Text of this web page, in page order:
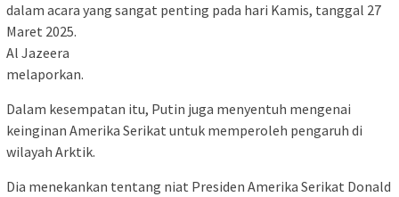
dalam acara yang sangat penting pada hari Kamis, tanggal 27
Maret 2025.
Al Jazeera
melaporkan.
Dalam kesempatan itu, Putin juga menyentuh mengenai
keinginan Amerika Serikat untuk memperoleh pengaruh di
wilayah Arktik.
Dia menekankan tentang niat Presiden Amerika Serikat Donald